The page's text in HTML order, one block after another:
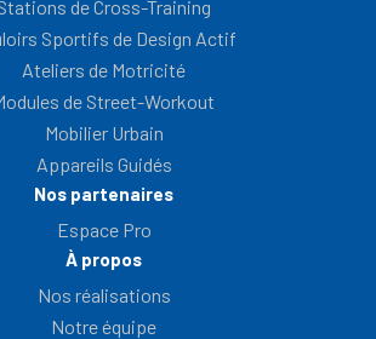
de Cross-Training
Sportifs de Design Actif
Ateliers de Motricité
de Street-Workout
Mobilier Urbain
Appareils Guidés
Nos partenaires
Espace Pro
À propos
Nos réalisations
Notre équipe